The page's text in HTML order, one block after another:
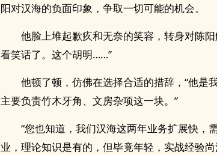
阳对汉海的负面印象，争取一切可能的机会。
他脸上堆起歉疚和无奈的笑容，转身对陈
看笑话了。这个胡明……”
他顿了顿，仿佛在选择合适的措辞，“他是
主要负责竹木牙角、文房杂项这一块。”
“您也知道，我们汉海这两年业务扩展快
业，理论知识是有的，但毕竟年轻，实战经验